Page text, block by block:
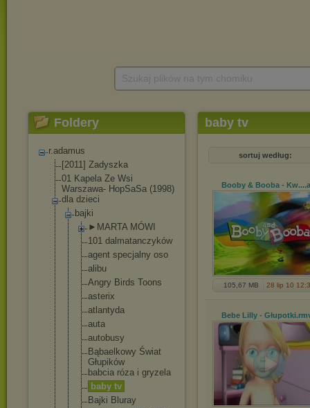
Foldery
r.adamus
[2011] Zadyszka
01 Kapela Ze Wsi
Warszawa- HopSaSa (1998)
dla dzieci
bajki
►MARTA MÓWI
101 dalmatanczyków
agent specjalny oso
alibu
Angry Birds Toons
asterix
atlantyda
auta
autobusy
Bąbaelkowy Świat
Głupików
babcia róza i gryzela
baby tv
Bajki Bluray
baby tv
sortuj według:
Booby & Booba - Kw...
105,67 MB 28 lip 10
Bebe Lilly - Głupotki